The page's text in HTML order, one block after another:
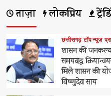
ताज़ा लोकप्रिय
छत्तीसगढ़ टॉप न्यूज़
शासन की
समयबद्ध
मिले शासन की
विष्णुदेव साय